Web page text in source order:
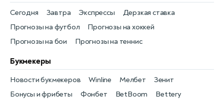
Прогнозы на футбол
Сегодня
Прогнозы на хоккей
Завтра
Прогнозы на бои
Экспрессы
Прогнозы на теннис
Дерзкая ставка
Букмекеры
Бонусы и фрибеты
Новости букмекеров
Фонбет
Winline
BetBoom
Мелбет
Bettery
Зенит